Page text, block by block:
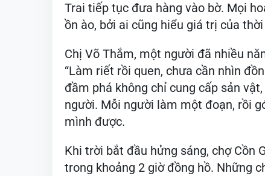
Trai tiếp tục đưa hàng vào bờ. Mọi
ồn ào, bởi ai cũng hiểu giá trị của
Chị Võ Thắm, một người đã nhiều
“Làm riết rồi quen, chưa cần nhìn
đầm phá không chỉ cung cấp sản
người. Mỗi người làm một đoạn, rồi
mình được.
Khi trời bắt đầu hửng sáng, chợ Cồn
trong khoảng 2 giờ đồng hồ. Những